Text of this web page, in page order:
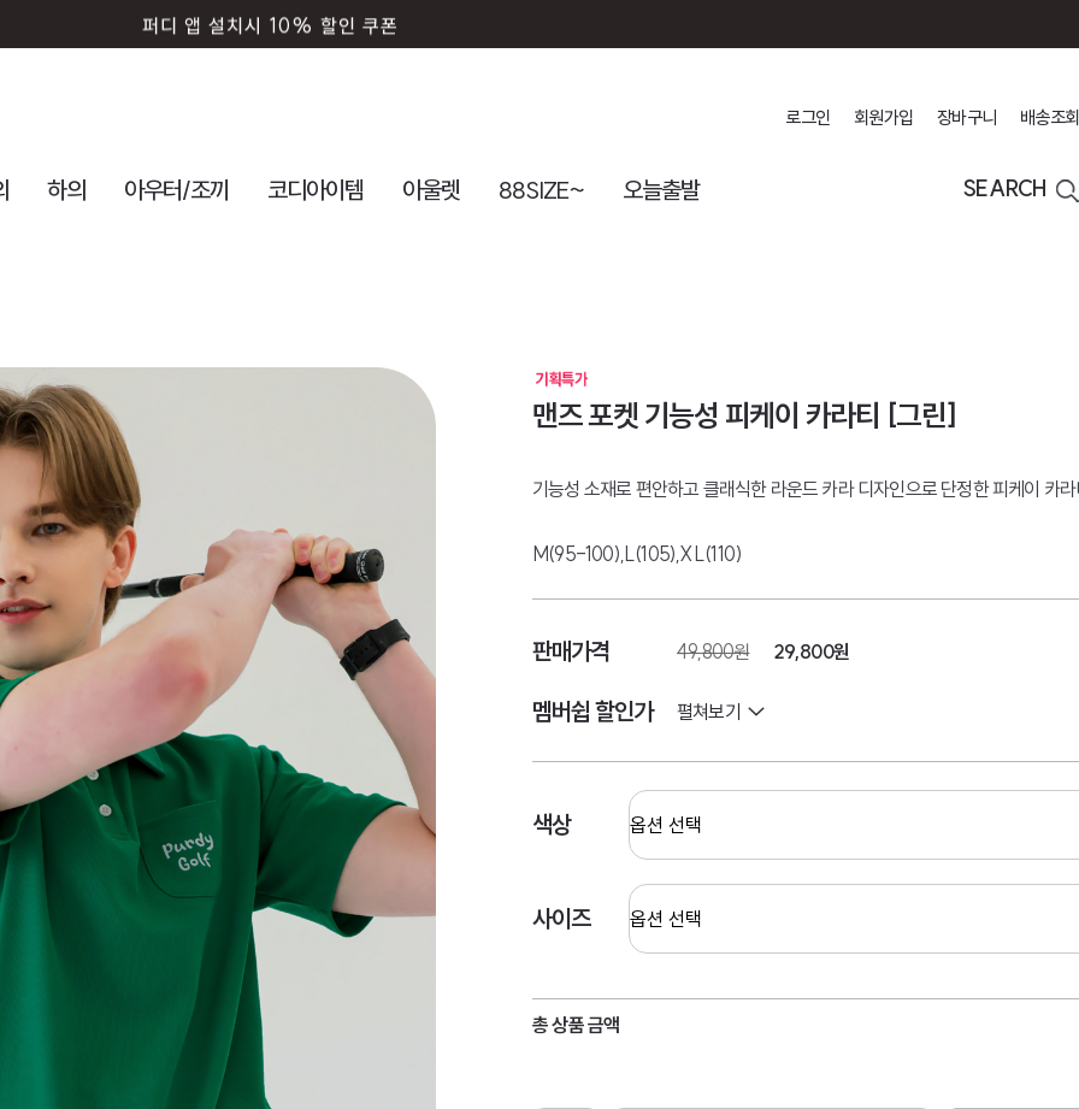
퍼디 앱 설치시 10% 할인 쿠폰
로그인 회원가입 장바구니 배송조회
하의 아우터/조끼 코디아이템 아울렛 88SIZE~ 오늘출발 SEARCH
맨즈 포켓 기능성 피케이 카라티 [그린]
기능성 소재로 편안하고 클래식한 라운드 카라 디자인으로 단정한 피케이 카
M(95-100),L(105),XL(110)
판매가격 49,800원 29,800원
멤버쉽 할인가 펼쳐보기
색상
사이즈
총 상품 금액